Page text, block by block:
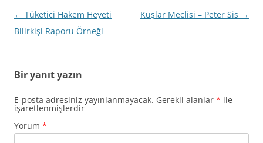
Yazı
dolaşımı
← Tüketici Hakem Heyeti
Bilirkişi Raporu Örneği
Kuşlar Meclisi – Peter Sis →
Bir yanıt yazın
E-posta adresiniz yayınlanmayacak. Gerekli alanlar * ile
işaretlenmişlerdir
Yorum *